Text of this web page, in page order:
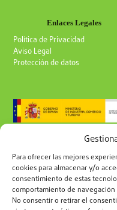
Para ofrecer las mejores
cookies para almacenar y/o
consentimiento de estas
comportamiento de
No consentir o retirar el
Enlaces Legales
Política de Privacidad
Aviso Legal
Protección de datos
Síguenos en redes: